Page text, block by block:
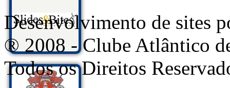
Desenvolvimento de sites
® 2008 - Clube Atlântico
Todos os Direitos